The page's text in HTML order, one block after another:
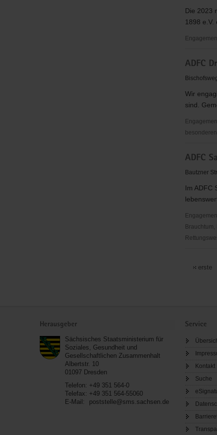
Dresden
e.
V.
Die 2023
1898 e.V.
Skeleton
Bobsport
des
Dresdner
SC
e.V.
ADFC
Wir
sind.
Dresden
e.
ADFC
Bautzner
Im ADFC
Sachsen
erste
Herausgeber
Sächsisches Staatsministerium für
Soziales, Gesundheit und
Gesellschaftlichen Zusammenhalt
Albertstr. 10
01097 Dresden
Telefon: +49 351 564-0
Telefax: +49 351 564-55060
E-Mail:
poststelle@sms.sachsen.de
Service
Kontakt
Suche